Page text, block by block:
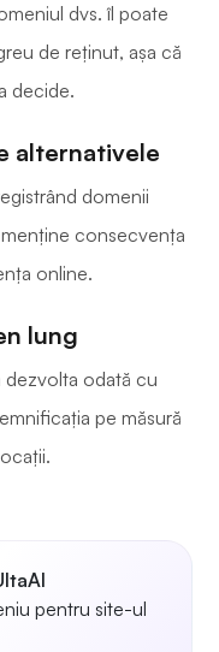
dvs. îl poate
de reținut, așa că
decide.
alternativele
domenii
consecvența
online.
lung
dezvolta odată cu
pe măsură
pentru site-ul